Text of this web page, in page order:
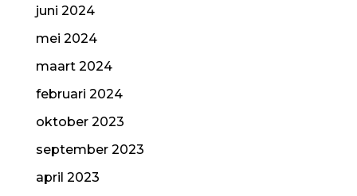
juni 2024
mei 2024
maart 2024
februari 2024
oktober 2023
september 2023
april 2023